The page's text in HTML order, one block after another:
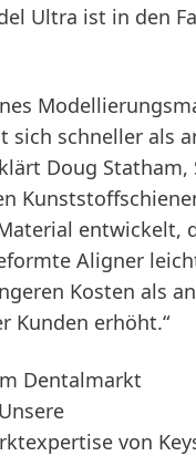
Ultra ist in den
sich schneller als
Doug Statham,
entwickelt,
Aligner
Kosten als
Kunden erhöht.“
Dentalmarkt
von